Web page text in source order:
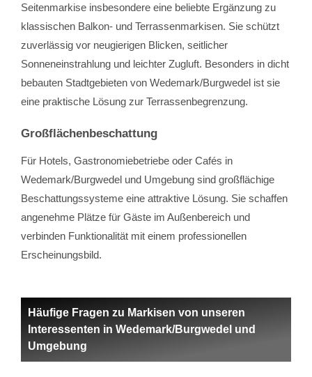
Seitenmarkise insbesondere eine beliebte Ergänzung zu
klassischen Balkon- und Terrassenmarkisen. Sie schützt
zuverlässig vor neugierigen Blicken, seitlicher
Sonneneinstrahlung und leichter Zugluft. Besonders in dicht
bebauten Stadtgebieten von Wedemark/Burgwedel ist sie
eine praktische Lösung zur Terrassenbegrenzung.
Großflächenbeschattung
Für Hotels, Gastronomiebetriebe oder Cafés in
Wedemark/Burgwedel und Umgebung sind großflächige
Beschattungssysteme eine attraktive Lösung. Sie schaffen
angenehme Plätze für Gäste im Außenbereich und
verbinden Funktionalität mit einem professionellen
Erscheinungsbild.
Häufige Fragen zu Markisen von unseren
Interessenten in Wedemark/Burgwedel und
Umgebung